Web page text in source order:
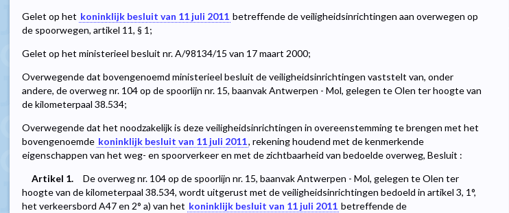
Gelet op het koninklijk besluit van 11 juli 2011 betreffende de veiligheidsinrichtingen aan overwegen op
de spoorwegen, artikel 11, § 1;
Gelet op het ministerieel besluit nr. A/98134/15 van 17 maart 2000;
Overwegende dat bovengenoemd ministerieel besluit de veiligheidsinrichtingen vaststelt van, onder
andere, de overweg nr. 104 op de spoorlijn nr. 15, baanvak Antwerpen - Mol, gelegen te Olen ter hoogte van
de kilometerpaal 38.534;
Overwegende dat het noodzakelijk is deze veiligheidsinrichtingen in overeenstemming te brengen met het
bovengenoemde koninklijk besluit van 11 juli 2011, rekening houdend met de kenmerkende
eigenschappen van het weg- en spoorverkeer en met de zichtbaarheid van bedoelde overweg, Besluit :
Artikel 1.
De overweg nr. 104 op de spoorlijn nr. 15, baanvak Antwerpen - Mol, gelegen te Olen ter
hoogte van de kilometerpaal 38.534, wordt uitgerust met de veiligheidsinrichtingen bedoeld in artikel 3, 1°,
het verkeersbord A47 en 2° a) van het koninklijk besluit van 11 juli 2011 betreffende de